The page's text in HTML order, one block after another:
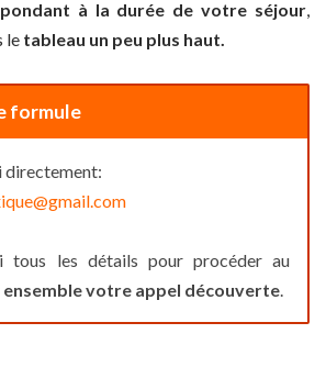
à la durée de votre séjour
le tableau un peu plus haut.
formule
directement:
tous les détails pour procéder au
votre appel découverte.